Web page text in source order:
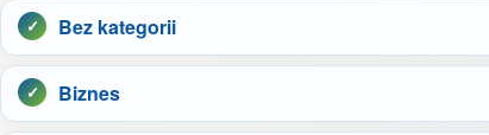
Bez kategorii
Biznes